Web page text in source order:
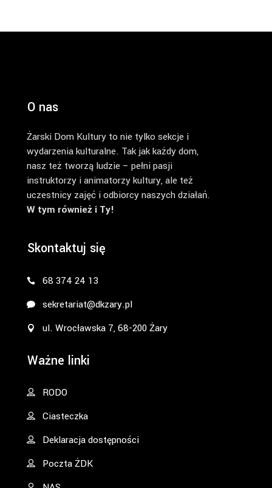
O nas
Żarski Dom Kultury to nie tylko sekcje i
wydarzenia kulturalne. Tak jak każdy dom,
nasz też tworzą ludzie – pełni pasji
instruktorzy i animatorzy kultury, ale też
uczestnicy zajęć i odbiorcy naszych działań.
W tym również i Ty!
Skontaktuj się
68 374 24 13
sekretariat@dkzary.pl
ul. Wrocławska 7, 68-200 Żary
Ważne linki
RODO
Ciasteczka
Deklaracja dostępności
Poczta ŻDK